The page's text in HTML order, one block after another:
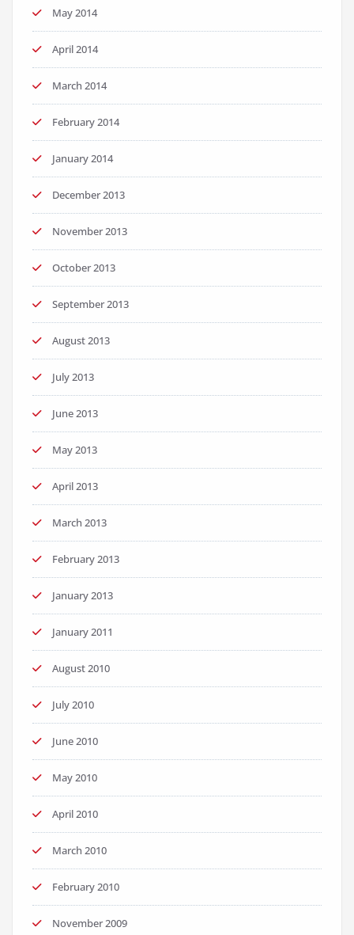
May 2014
April 2014
March 2014
February 2014
January 2014
December 2013
November 2013
October 2013
September 2013
August 2013
July 2013
June 2013
May 2013
April 2013
March 2013
February 2013
January 2013
January 2011
August 2010
July 2010
June 2010
May 2010
April 2010
March 2010
February 2010
November 2009